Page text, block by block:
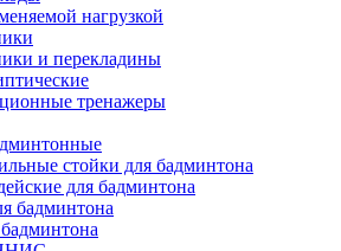
нагрузкой
и перекладины
тренажеры
стойки для бадминтона
для бадминтона
бадминтона